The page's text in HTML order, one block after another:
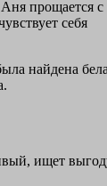
прощается с
себя
найдена
ищет